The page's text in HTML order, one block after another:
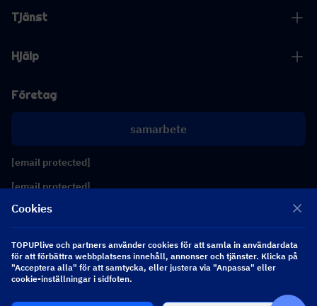
Tjänst
Hjälp
Företag
samarbete
[email protected]
[email protected]
Följ oss
Copyright 2026 SEA WHALE TECHNOLOGY PTE.LTD. All Rights Reserved.
Cookies
TOPUPlive och partners använder cookies för att samla in användardata
för att förbättra webbplatsens innehåll, annonser och tjänster. Klicka på
"Acceptera alla" för att samtycka, eller justera via "Anpassa" eller
cookie-inställningar i sidfoten.